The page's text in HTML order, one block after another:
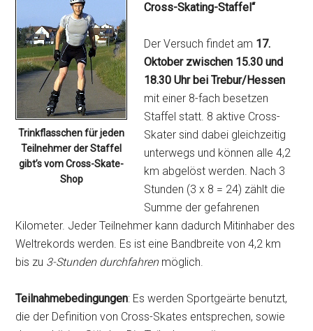
Trinkflasschen für jeden
Teilnehmer der Staffel
gibt’s vom Cross-Skate-
Shop
Cross-Skating-Staffel“
Der Versuch findet am 17.
Oktober zwischen 15.30 und
18.30 Uhr bei Trebur/Hessen
mit einer 8-fach besetzen
Staffel statt. 8 aktive Cross-
Skater sind dabei gleichzeitig
unterwegs und können alle 4,2
km abgelöst werden. Nach 3
Stunden (3 x 8 = 24) zählt die
Summe der gefah­renen
Kilometer. Jeder Teilnehmer kann dadurch Mitinhaber des
Weltrekords werden. Es ist eine Bandbreite von 4,2 km
bis zu 3-Stunden durchfahrenmöglich.
Teilnahmebedingungen: Es werden Sportgeärte benutzt,
die der Definition von Cross-Skates entsprechen, sowie